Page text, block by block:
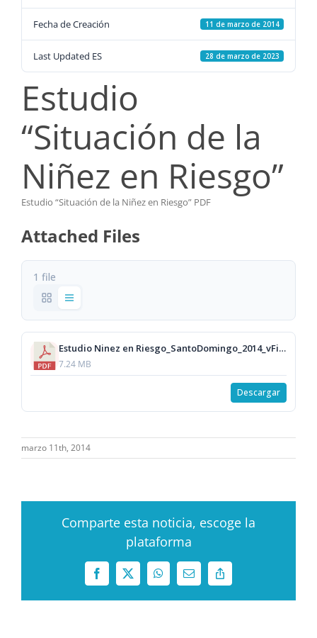
Fecha de Creación 11 de marzo de 2014
Last Updated ES 28 de marzo de 2023
Estudio
“Situación de la
Niñez en Riesgo”
Estudio “Situación de la Niñez en Riesgo” PDF
Attached Files
1 file
Estudio Ninez en Riesgo_SantoDomingo_2014_vFinal.pdf
7.24 MB
Descargar
marzo 11th, 2014
Comparte esta noticia, escoge la
plataforma
Facebook
X WhatsAppCorreo
electrónico
Copy
Link